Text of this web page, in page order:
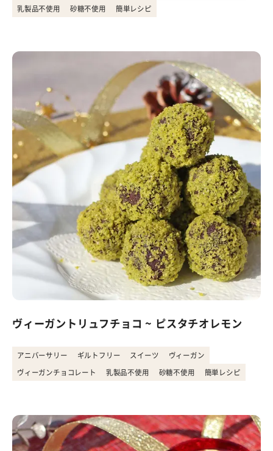
乳製品不使用 砂糖不使用 簡単レシピ
ヴィーガントリュフチョコ ~ ピスタチオレモン
アニバーサリー ギルトフリー スイーツ ヴィーガン
ヴィーガンチョコレート 乳製品不使用 砂糖不使用 簡単レシピ